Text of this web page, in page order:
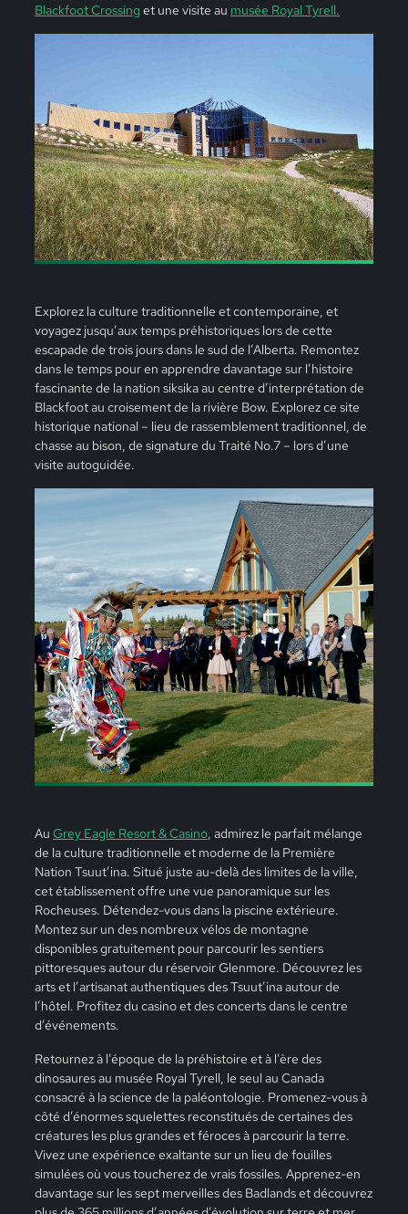
Blackfoot Crossing et une visite au musée Royal Tyrell.
Explorez la culture traditionnelle et contemporaine, et
voyagez jusqu’aux temps préhistoriques lors de cette
escapade de trois jours dans le sud de l’Alberta. Remontez
dans le temps pour en apprendre davantage sur l’histoire
fascinante de la nation siksika au centre d’interprétation de
Blackfoot au croisement de la rivière Bow. Explorez ce site
historique national – lieu de rassemblement traditionnel, de
chasse au bison, de signature du Traité No.7 – lors d’une
visite autoguidée.
Au Grey Eagle Resort & Casino, admirez le parfait mélange
de la culture traditionnelle et moderne de la Première
Nation Tsuut’ina. Situé juste au-delà des limites de la ville,
cet établissement offre une vue panoramique sur les
Rocheuses. Détendez-vous dans la piscine extérieure.
Montez sur un des nombreux vélos de montagne
disponibles gratuitement pour parcourir les sentiers
pittoresques autour du réservoir Glenmore. Découvrez les
arts et l’artisanat authentiques des Tsuut’ina autour de
l’hôtel. Profitez du casino et des concerts dans le centre
d’événements.
Retournez à l’époque de la préhistoire et à l’ère des
dinosaures au musée Royal Tyrell, le seul au Canada
consacré à la science de la paléontologie. Promenez-vous à
côté d’énormes squelettes reconstitués de certaines des
créatures les plus grandes et féroces à parcourir la terre.
Vivez une expérience exaltante sur un lieu de fouilles
simulées où vous toucherez de vrais fossiles. Apprenez-en
davantage sur les sept merveilles des Badlands et découvrez